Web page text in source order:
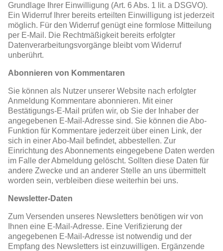
Grundlage Ihrer Einwilligung (Art. 6 Abs. 1 lit. a DSGVO).
Ein Widerruf Ihrer bereits erteilten Einwilligung ist jederzeit
möglich. Für den Widerruf genügt eine formlose Mitteilung
per E-Mail. Die Rechtmäßigkeit bereits erfolgter
Datenverarbeitungsvorgänge bleibt vom Widerruf
unberührt.
Abonnieren von Kommentaren
Sie können als Nutzer unserer Website nach erfolgter
Anmeldung Kommentare abonnieren. Mit einer
Bestätigungs-E-Mail prüfen wir, ob Sie der Inhaber der
angegebenen E-Mail-Adresse sind. Sie können die Abo-
Funktion für Kommentare jederzeit über einen Link, der
sich in einer Abo-Mail befindet, abbestellen. Zur
Einrichtung des Abonnements eingegebene Daten werden
im Falle der Abmeldung gelöscht. Sollten diese Daten für
andere Zwecke und an anderer Stelle an uns übermittelt
worden sein, verbleiben diese weiterhin bei uns.
Newsletter-Daten
Zum Versenden unseres Newsletters benötigen wir von
Ihnen eine E-Mail-Adresse. Eine Verifizierung der
angegebenen E-Mail-Adresse ist notwendig und der
Empfang des Newsletters ist einzuwilligen. Ergänzende